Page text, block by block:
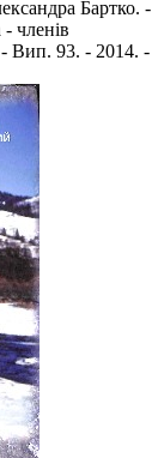
Бартко. -
членів
- Вип. 93. - 2014. -